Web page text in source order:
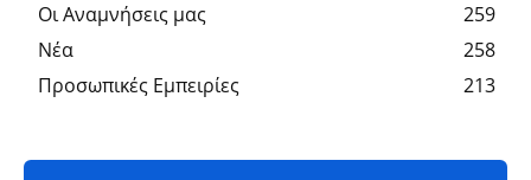
Οι Αναμνήσεις μας
259
Νέα
258
Προσωπικές Εμπειρίες
213